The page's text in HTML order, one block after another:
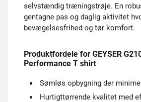
selvstændig træningstrøje. En
gentagne pas og daglig aktivitet
bevægelsesfrihed og tør komfort.
Produktfordele for GEYSER
Performance T shirt
Sømløs opbygning der
Hurtigttørrende kvalitet med